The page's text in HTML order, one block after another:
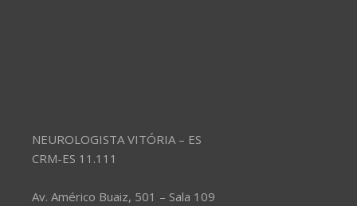
NEUROLOGISTA VITÓRIA – ES
CRM-ES 11.111
Av. Américo Buaiz, 501 – Sala 109